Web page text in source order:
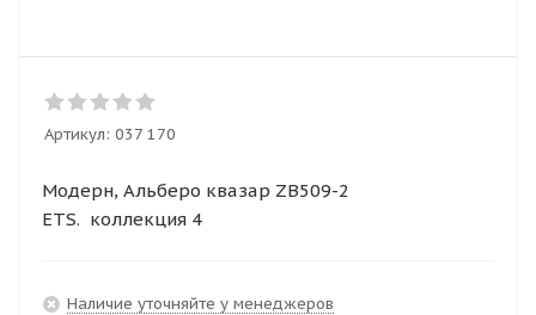
Артикул: 037 170
Модерн, Альберо квазар ZB509-2
ETS. коллекция 4
Наличие уточняйте у менеджеров